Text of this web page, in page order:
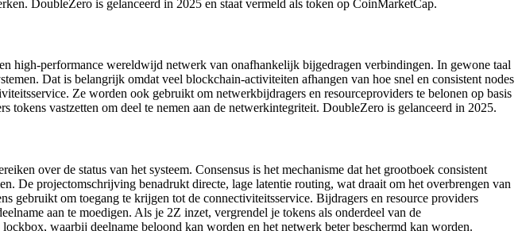
DoubleZero is gelanceerd in 2025 en staat vermeld als token op CoinMarketCap.
high-performance wereldwijd netwerk van onafhankelijk bijgedragen verbindingen. In gewone taal
Dat is belangrijk omdat veel blockchain-activiteiten afhangen van hoe snel en consistent nodes
Ze worden ook gebruikt om netwerkbijdragers en resourceproviders te belonen op basis
vastzetten om deel te nemen aan de netwerkintegriteit. DoubleZero is gelanceerd in 2025.
over de status van het systeem. Consensus is het mechanisme dat het grootboek consistent
De projectomschrijving benadrukt directe, lage latentie routing, wat draait om het overbrengen van
gebruikt om toegang te krijgen tot de connectiviteitsservice. Bijdragers en resource providers
aan te moedigen. Als je 2Z inzet, vergrendel je tokens als onderdeel van de
waarbij deelname beloond kan worden en het netwerk beter beschermd kan worden.